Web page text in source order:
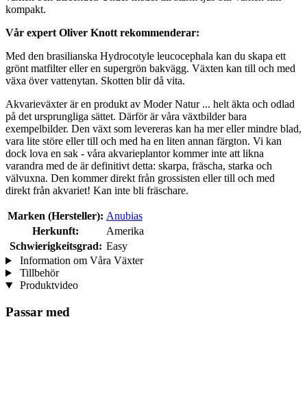
kompakt.
Vår expert Oliver Knott rekommenderar:
Med den brasilianska Hydrocotyle leucocephala kan du skapa ett
grönt matfilter eller en supergrön bakvägg. Växten kan till och med
växa över vattenytan. Skotten blir då vita.
Akvarieväxter är en produkt av Moder Natur ... helt äkta och odlad
på det ursprungliga sättet. Därför är våra växtbilder bara
exempelbilder. Den växt som levereras kan ha mer eller mindre blad,
vara lite störe eller till och med ha en liten annan färgton. Vi kan
dock lova en sak - våra akvarieplantor kommer inte att likna
varandra med de är definitivt detta: skarpa, fräscha, starka och
välvuxna. Den kommer direkt från grossisten eller till och med
direkt från akvariet! Kan inte bli fräschare.
Marken (Hersteller): Anubias
Herkunft:
Amerika
Schwierigkeitsgrad: Easy
Information om Våra Växter
Tillbehör
Produktvideo
Passar med